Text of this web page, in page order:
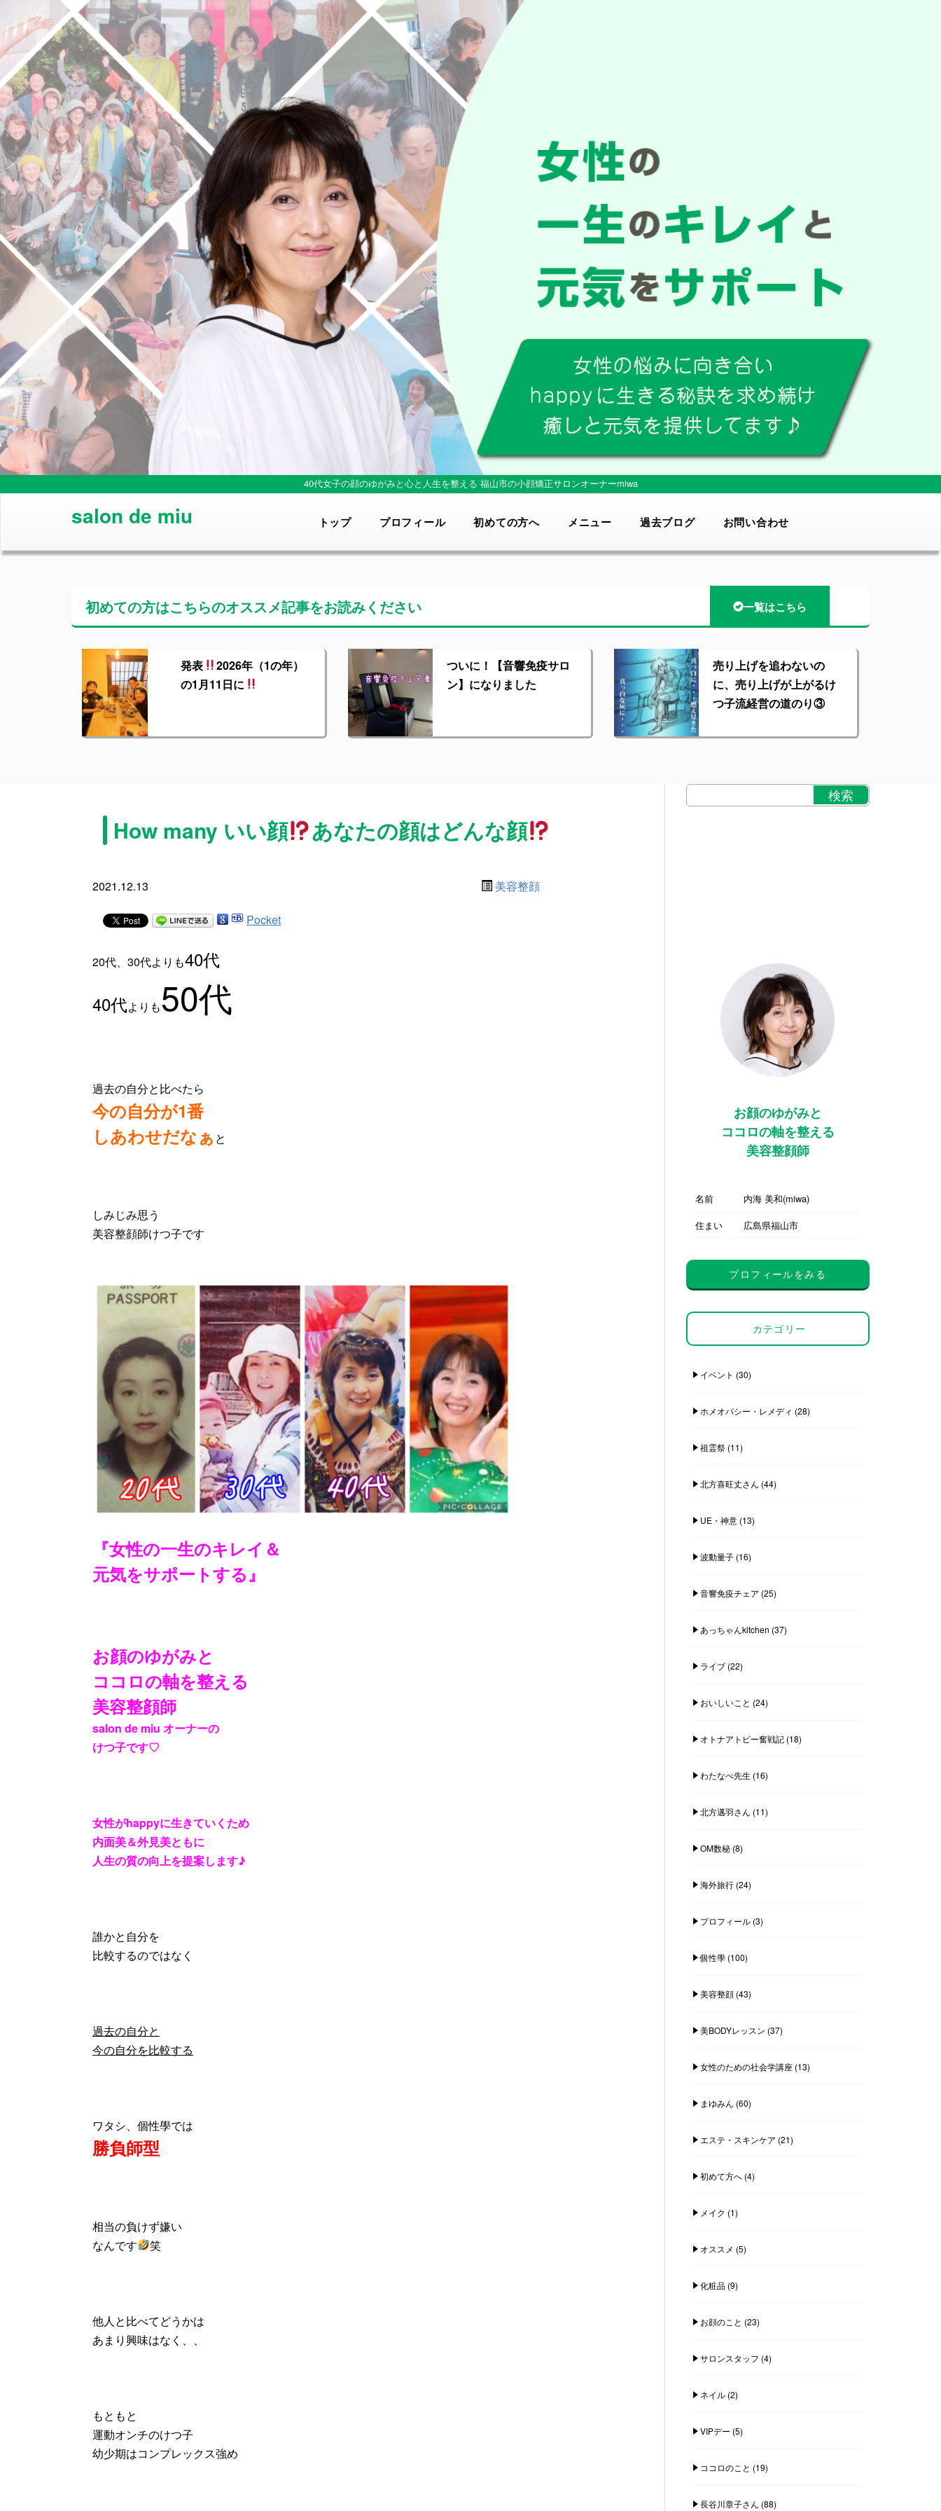
40代女子の顔のゆがみと心と人生を整える 福山市の小顔矯正サロンオーナーmiwa
salon de miu トップ プロフィール 初めての方へ メニュー 過去ブログ お問い合わせ
初めての方はこちらのオススメ記事をお読みください 一覧はこちら
発表
2026年（1の年）
の1月11日に
ついに！【音響免疫サロ
ン】になりました
売り上げを追わないの
に、売り上げが上がるけ
つ子流経営の道のり③
How many いい顔 あなたの顔はどんな顔
2021.12.13 美容整顔
Pocket
20代、30代よりも40代
40代よりも50代
過去の自分と比べたら
今の自分が1番
しあわせだなぁ と
しみじみ思う
美容整顔師けつ子です
『女性の一生のキレイ＆
元気をサポートする』
お顔のゆがみと
ココロの軸を整える
美容整顔師
salon de miu オーナーの
けつ子です♡
女性がhappyに生きていくため
内面美＆外見美ともに
人生の質の向上を提案します♪
誰かと自分を
比較するのではなく
過去の自分と
今の自分を比較する
ワタシ、個性學では
勝負師型
相当の負けず嫌い
なんです
笑
他人と比べてどうかは
あまり興味はなく、、
もともと
運動オンチのけつ子
幼少期はコンプレックス強め
お顔のゆがみと
ココロの軸を整える
美容整顔師
名前
内海 美和(miwa)
住まい
広島県福山市
プロフィールをみる
カテゴリー
イベント (30)
ホメオパシー・レメディ (28)
祖霊祭(11)
北方喜旺丈さん (44)
UE・神意(13)
波動量子(16)
音響免疫チェア (25)
あっちゃんkitchen (37)
ライブ(22)
おいしいこと (24)
オトナアトピー奮戦記(18)
わたなべ先生 (16)
北方邁羽さん (11)
OM数秘(8)
海外旅行(24)
プロフィール(3)
個性學(100)
美容整顔(43)
美BODYレッスン (37)
女性のための社会学講座(13)
まゆみん (60)
エステ・スキンケア (21)
初めて方へ(4)
メイク (1)
オススメ (5)
化粧品(9)
お顔のこと (23)
サロンスタッフ (4)
ネイル(2)
VIPデー (5)
ココロのこと (19)
長谷川章子さん (88)